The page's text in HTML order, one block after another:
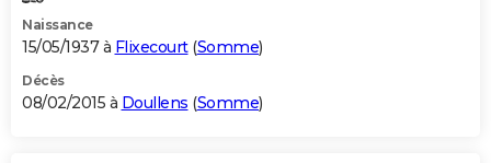
Naissance
15/05/1937 à Flixecourt(Somme)
Décès
08/02/2015 à Doullens (Somme)